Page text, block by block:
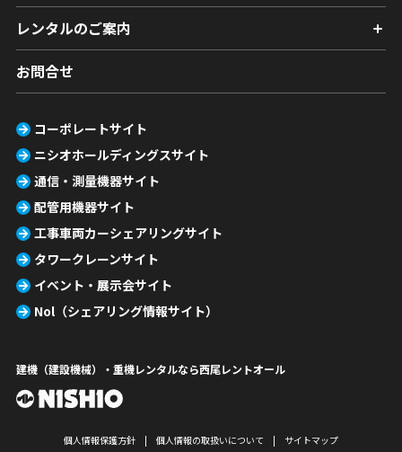
レンタルのご案内
お問合せ
コーポレートサイト
ニシオホールディングスサイト
通信・測量機器サイト
配管用機器サイト
工事車両カーシェアリングサイト
タワークレーンサイト
イベント・展示会サイト
Nol（シェアリング情報サイト）
建機（建設機械）・重機レンタルなら西尾レントオール
個人情報保護方針 個人情報の取扱いについて サイトマップ